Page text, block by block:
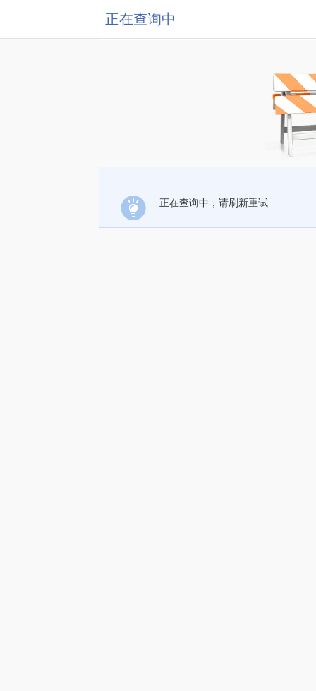
正在查询中
正在查询中，请刷新重试